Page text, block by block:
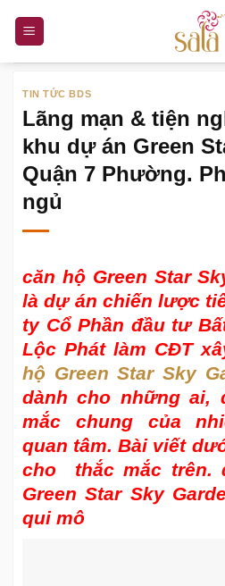
nội
TIN TỨC BDS
Lãng mạn & tiện
khu dự án Green
Quận 7 Phường.
ngủ
căn hộ Green Star
là dự án chiến lược
ty Cổ Phần đầu tư
Lộc Phát làm CĐT
hộ Green Star Sky
dành cho những ai,
mắc chung của
quan tâm. Bài viết
cho thắc mắc trên.
Green Star Sky
qui mô